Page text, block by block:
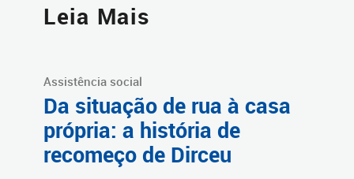
Leia Mais
Assistência social
Da situação de rua à casa
própria: a história de
recomeço de Dirceu